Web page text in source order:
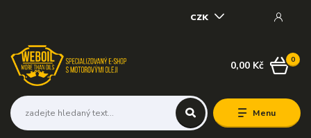
Menu
CZK
0
0,00 Kč